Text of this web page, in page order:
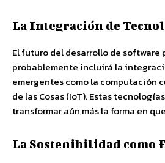
La Integración de
El futuro del desarrollo de software
probablemente incluirá la
emergentes como la computación
de las Cosas (IoT). Estas
transformar aún más la forma en
La Sostenibilidad como